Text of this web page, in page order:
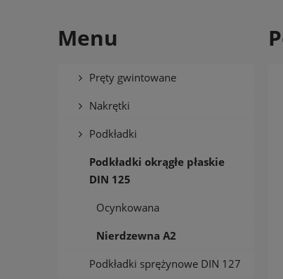
Menu
Pręty gwintowane
Nakrętki
Podkładki
Podkładki okrągłe płaskie
DIN 125
Ocynkowana
Nierdzewna A2
Podkładki sprężynowe DIN 127